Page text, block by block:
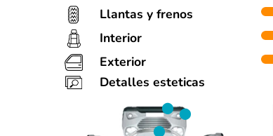
Llantas y frenos
90%
90%
25%
Interior
Muy bien estado
Exterior
Algunas detalles estéticas (ver
• Facia delantera
• Facia trasera
Detalles esteticas